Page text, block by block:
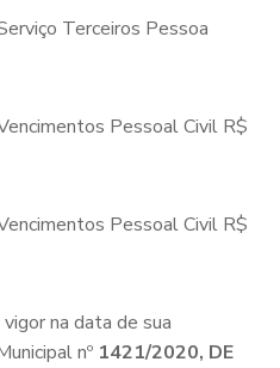
Terceiros Pessoa
Pessoal Civil R$
Pessoal Civil R$
na data de sua
nº 1421/2020, DE